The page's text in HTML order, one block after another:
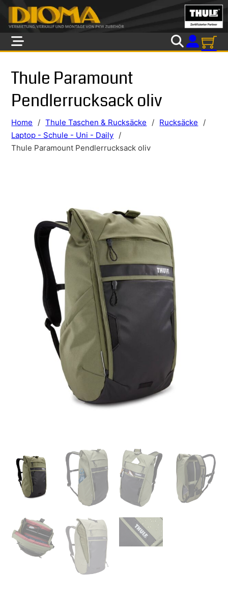
Skip to main content
Skip to footer
Thule Paramount
Pendlerrucksack oliv
Home / Thule Taschen & Rucksäcke / Rucksäcke
/
Laptop - Schule - Uni - Daily /
Thule Paramount Pendlerrucksack oliv